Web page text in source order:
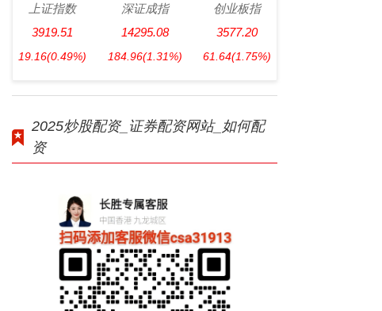
上证指数
3919.51
19.16(0.49%)
深证成指
14295.08
184.96(1.31%)
创业板指
3577.20
61.64(1.75%)
2025炒股配资_证券配资网站_如何配
资